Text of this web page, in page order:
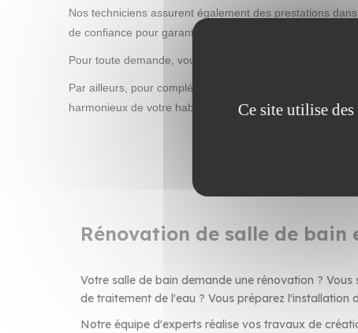
Nos techniciens assurent également des prestations
de confiance pour garantir une eau potable saine et
Pour toute demande, vous pouvez nous joindre via notre
Par ailleurs, pour compléter votre projet de rénovation,
harmonieux de votre habitat.
Rénovation de salle de bain
Votre salle de bain demande une rénovation ? Vous
de traitement de l'eau ? Vous préparez l'installation
Notre équipe d'experts réalise vos travaux de
Ce site utilise